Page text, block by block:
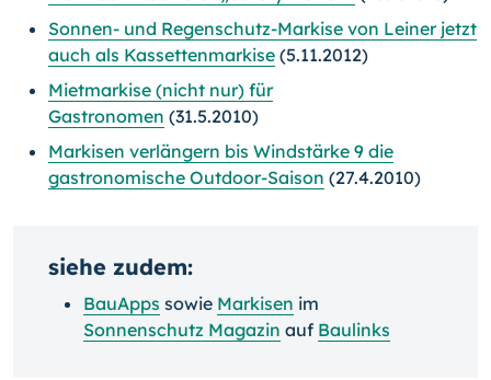
Sonnen- und Regenschutz-Markise von Leiner jetzt
auch als Kassettenmarkise (5.11.2012)
Mietmarkise (nicht nur) für
Gastronomen (31.5.2010)
Markisen verlängern bis Windstärke 9 die
gastronomische Outdoor-Saison (27.4.2010)
siehe zudem:
BauApps sowie Markisen im
Sonnenschutz Magazin auf Baulinks